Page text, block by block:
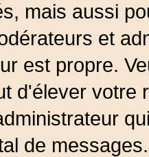
mais aussi
et
est propre.
d'élever votre
de messages.